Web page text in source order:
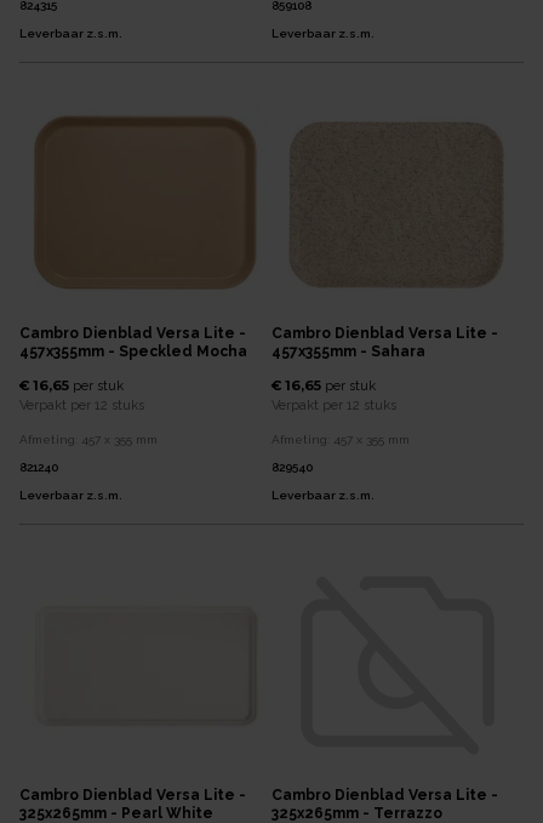
824315
Leverbaar z.s.m.
859108
Leverbaar z.s.m.
Cambro Dienblad Versa Lite -
457x355mm - Speckled Mocha
€ 16,65 per stuk
Verpakt per 12 stuks
Afmeting: 457 x 355 mm
821240
Leverbaar z.s.m.
Cambro Dienblad Versa Lite -
457x355mm - Sahara
€ 16,65 per stuk
Verpakt per 12 stuks
Afmeting: 457 x 355 mm
829540
Leverbaar z.s.m.
Cambro Dienblad Versa Lite -
325x265mm - Pearl White
Cambro Dienblad Versa Lite -
325x265mm - Terrazzo